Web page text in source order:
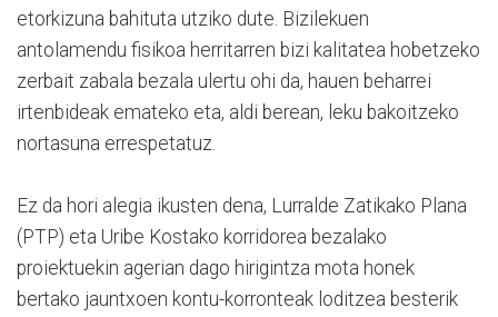
etorkizuna bahituta utziko dute. Bizilekuen
antolamendu fisikoa herritarren bizi kalitatea hobetzeko
zerbait zabala bezala ulertu ohi da, hauen beharrei
irtenbideak emateko eta, aldi berean, leku bakoitzeko
nortasuna errespetatuz.
Ez da hori alegia ikusten dena, Lurralde Zatikako Plana
(PTP) eta Uribe Kostako korridorea bezalako
proiektuekin agerian dago hirigintza mota honek
bertako jauntxoen kontu-korronteak loditzea besterik